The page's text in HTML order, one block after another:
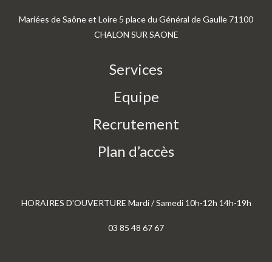
Mariées de Saône et Loire 5 place du Général de Gaulle 71100
CHALON SUR SAONE
Services
Equipe
Recrutement
Plan d’accès
HORAIRES D'OUVERTURE Mardi / Samedi 10h-12h 14h-19h
03 85 48 67 67